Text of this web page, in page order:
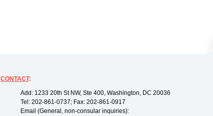
CONTACT:
Add: 1233 20th St NW, Ste 400, Washington, DC 20036
Tel: 202-861-0737; Fax: 202-861-0917
Email (General, non-consular inquiries):